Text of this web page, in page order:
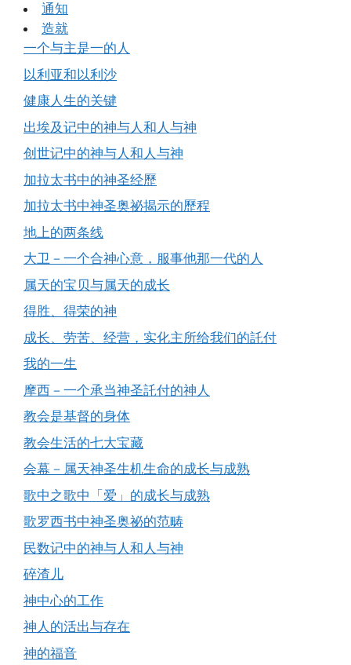
通知
造就
一个与主是一的人
以利亚和以利沙
健康人生的关键
出埃及记中的神与人和人与神
创世记中的神与人和人与神
加拉太书中的神圣经歷
加拉太书中神圣奥祕揭示的歷程
地上的两条线
大卫－一个合神心意，服事他那一代的人
属天的宝贝与属天的成长
得胜、得荣的神
成长、劳苦、经营，实化主所给我们的託付
我的一生
摩西－一个承当神圣託付的神人
教会是基督的身体
教会生活的七大宝藏
会幕－属天神圣生机生命的成长与成熟
歌中之歌中「爱」的成长与成熟
歌罗西书中神圣奥祕的范畴
民数记中的神与人和人与神
碎渣儿
神中心的工作
神人的活出与存在
神的福音